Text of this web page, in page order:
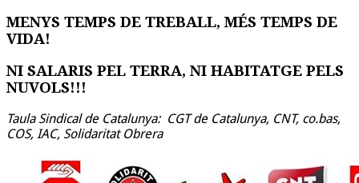
MENYS TEMPS DE TREBALL, MÉS TEMPS DE
VIDA!
NI SALARIS PEL TERRA, NI HABITATGE PELS
NUVOLS!!!
Taula Sindical de Catalunya: CGT de Catalunya, CNT, co.bas,
COS, IAC, Solidaritat Obrera